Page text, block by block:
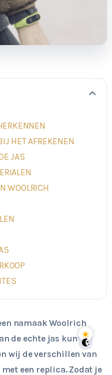
HET AFREKENEN
JAS
WOOLRICH
namaak Woolrich
de echte jas kunt
wij de verschillen van
een replica. Zodat je